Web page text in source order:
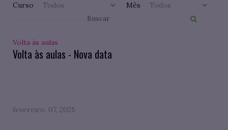
Curso
Mês
Volta às aulas
Volta às aulas - Nova data
fevereiro. 07, 2025